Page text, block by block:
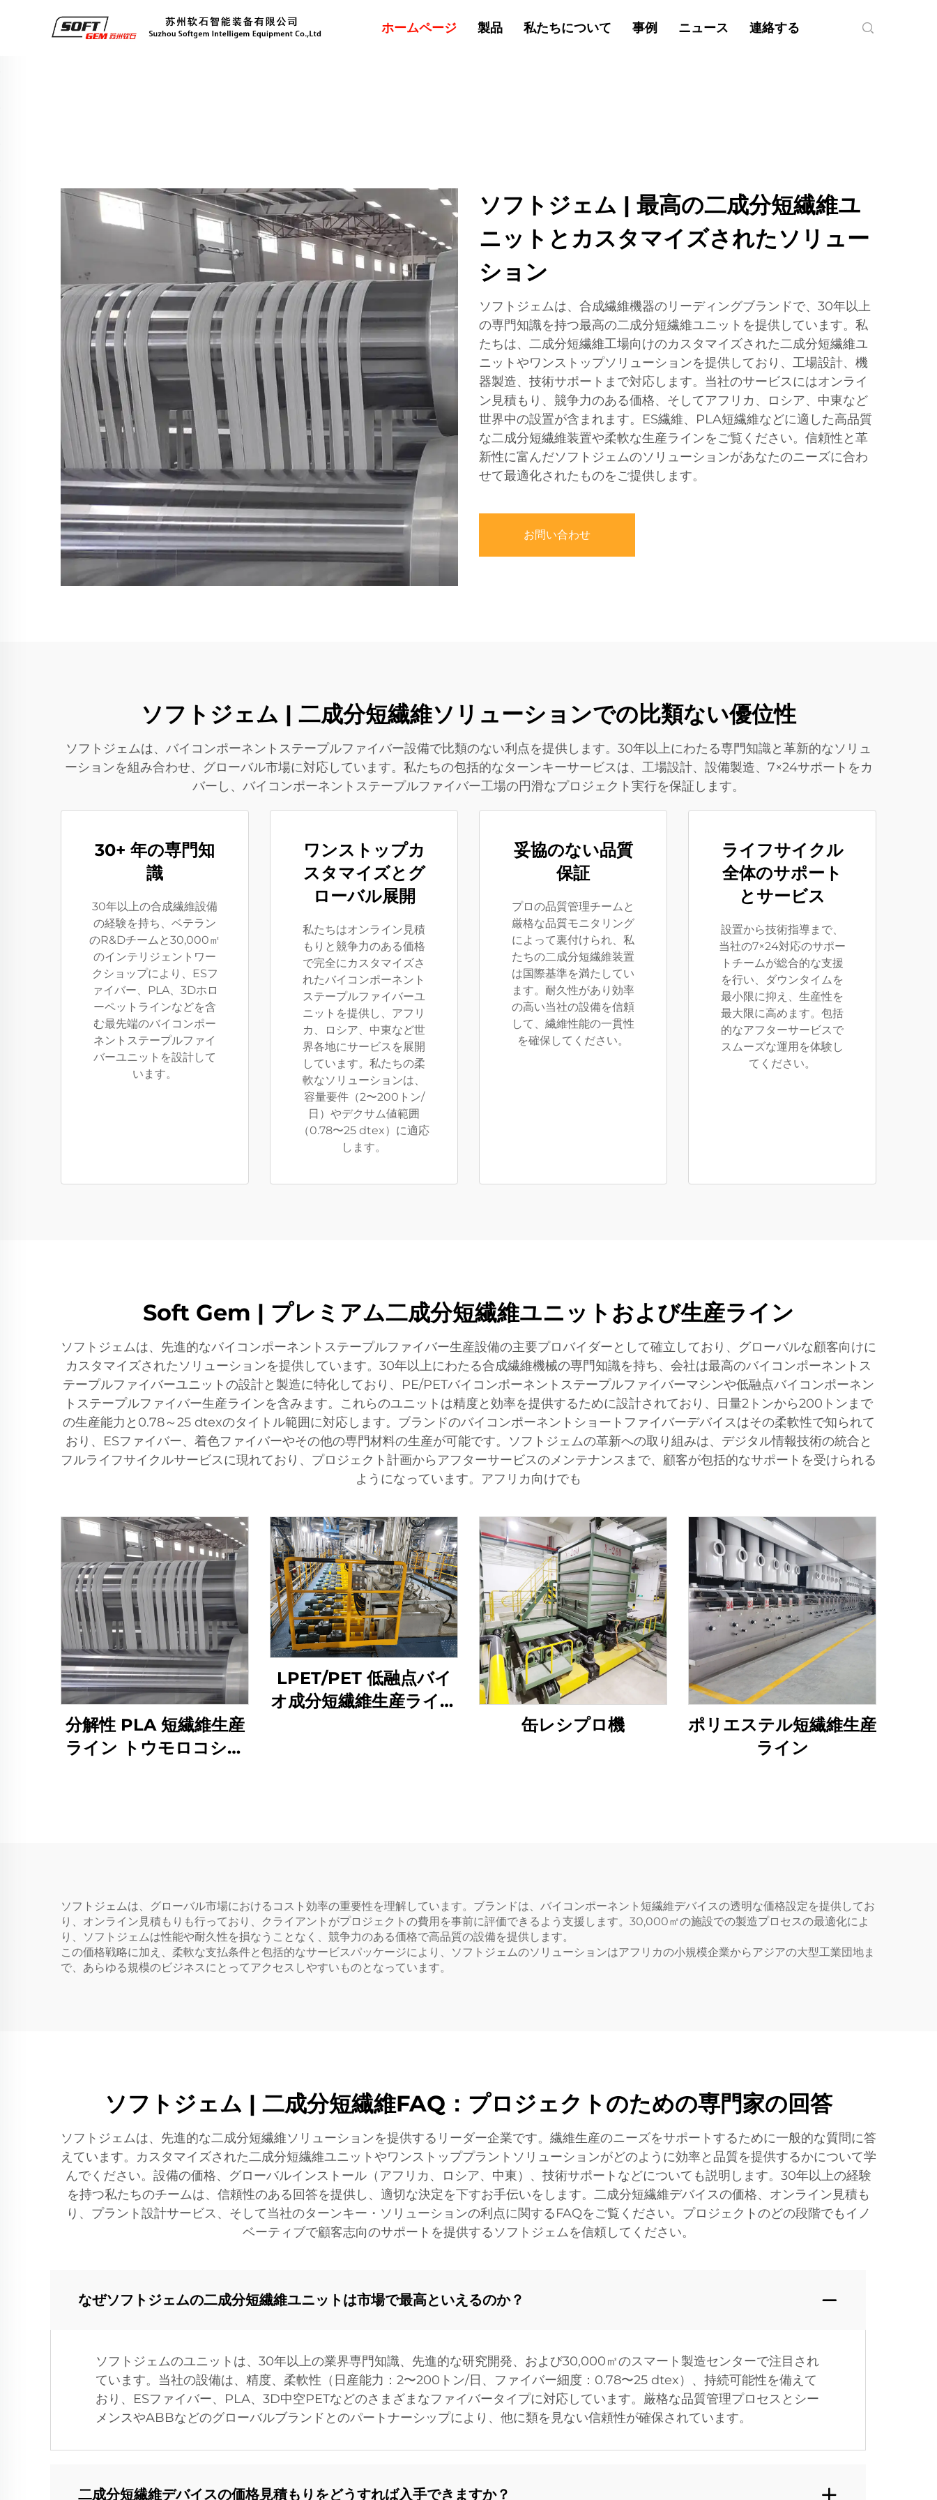
ホームページ 製品 私たちについて 事例 ニュース 連絡する
ソフトジェム | 最高の二成分短繊維ユ
ニットとカスタマイズされたソリュー
ション
ソフトジェムは、合成繊維機器のリーディングブランドで、30年以上
の専門知識を持つ最高の二成分短繊維ユニットを提供しています。私
たちは、二成分短繊維工場向けのカスタマイズされた二成分短繊維ユ
ニットやワンストップソリューションを提供しており、工場設計、機
器製造、技術サポートまで対応します。当社のサービスにはオンライ
ン見積もり、競争力のある価格、そしてアフリカ、ロシア、中東など
世界中の設置が含まれます。ES繊維、PLA短繊維などに適した高品質
な二成分短繊維装置や柔軟な生産ラインをご覧ください。信頼性と革
新性に富んだソフトジェムのソリューションがあなたのニーズに合わ
せて最適化されたものをご提供します。
お問い合わせ
ソフトジェム | 二成分短繊維ソリューションでの比類ない優位性
ソフトジェムは、バイコンポーネントステープルファイバー設備で比類のない利点を提供します。30年以上にわたる専門知識と革新的なソリュ
ーションを組み合わせ、グローバル市場に対応しています。私たちの包括的なターンキーサービスは、工場設計、設備製造、7×24サポートをカ
バーし、バイコンポーネントステープルファイバー工場の円滑なプロジェクト実行を保証します。
30+ 年の専門知
識
30年以上の合成繊維設備
の経験を持ち、ベテラン
のR&Dチームと30,000㎡
のインテリジェントワー
クショップにより、ESフ
ァイバー、PLA、3Dホロ
ーペットラインなどを含
む最先端のバイコンポー
ネントステープルファイ
バーユニットを設計して
います。
ワンストップカ
スタマイズとグ
ローバル展開
私たちはオンライン見積
もりと競争力のある価格
で完全にカスタマイズさ
れたバイコンポーネント
ステープルファイバーユ
ニットを提供し、アフリ
カ、ロシア、中東など世
界各地にサービスを展開
しています。私たちの柔
軟なソリューションは、
容量要件（2〜200トン/
日）やデクサム値範囲
（0.78〜25 dtex）に適応
します。
妥協のない品質
保証
プロの品質管理チームと
厳格な品質モニタリング
によって裏付けられ、私
たちの二成分短繊維装置
は国際基準を満たしてい
ます。耐久性があり効率
の高い当社の設備を信頼
して、繊維性能の一貫性
を確保してください。
ライフサイクル
全体のサポート
とサービス
設置から技術指導まで、
当社の7×24対応のサポー
トチームが総合的な支援
を行い、ダウンタイムを
最小限に抑え、生産性を
最大限に高めます。包括
的なアフターサービスで
スムーズな運用を体験し
てください。
Soft Gem | プレミアム二成分短繊維ユニットおよび生産ライン
ソフトジェムは、先進的なバイコンポーネントステープルファイバー生産設備の主要プロバイダーとして確立しており、グローバルな顧客向けに
カスタマイズされたソリューションを提供しています。30年以上にわたる合成繊維機械の専門知識を持ち、会社は最高のバイコンポーネントス
テープルファイバーユニットの設計と製造に特化しており、PE/PETバイコンポーネントステープルファイバーマシンや低融点バイコンポーネン
トステープルファイバー生産ラインを含みます。これらのユニットは精度と効率を提供するために設計されており、日量2トンから200トンまで
の生産能力と0.78～25 dtexのタイトル範囲に対応します。ブランドのバイコンポーネントショートファイバーデバイスはその柔軟性で知られて
おり、ESファイバー、着色ファイバーやその他の専門材料の生産が可能です。ソフトジェムの革新への取り組みは、デジタル情報技術の統合と
フルライフサイクルサービスに現れており、プロジェクト計画からアフターサービスのメンテナンスまで、顧客が包括的なサポートを受けられる
ようになっています。アフリカ向けでも
分解性 PLA 短繊維生産
ライン トウモロコシ繊
LPET/PET 低融点バイ
オ成分短繊維生産ライン
缶レシプロ機
ポリエステル短繊維生産
ライン
ソフトジェムは、グローバル市場におけるコスト効率の重要性を理解しています。ブランドは、バイコンポーネント短繊維デバイスの透明な価格設定を提供してお
り、オンライン見積もりも行っており、クライアントがプロジェクトの費用を事前に評価できるよう支援します。30,000㎡の施設での製造プロセスの最適化によ
り、ソフトジェムは性能や耐久性を損なうことなく、競争力のある価格で高品質の設備を提供します。
この価格戦略に加え、柔軟な支払条件と包括的なサービスパッケージにより、ソフトジェムのソリューションはアフリカの小規模企業からアジアの大型工業団地ま
で、あらゆる規模のビジネスにとってアクセスしやすいものとなっています。
ソフトジェム | 二成分短繊維FAQ：プロジェクトのための専門家の回答
ソフトジェムは、先進的な二成分短繊維ソリューションを提供するリーダー企業です。繊維生産のニーズをサポートするために一般的な質問に答
えています。カスタマイズされた二成分短繊維ユニットやワンストッププラントソリューションがどのように効率と品質を提供するかについて学
んでください。設備の価格、グローバルインストール（アフリカ、ロシア、中東）、技術サポートなどについても説明します。30年以上の経験
を持つ私たちのチームは、信頼性のある回答を提供し、適切な決定を下すお手伝いをします。二成分短繊維デバイスの価格、オンライン見積も
り、プラント設計サービス、そして当社のターンキー・ソリューションの利点に関するFAQをご覧ください。プロジェクトのどの段階でもイノ
ベーティブで顧客志向のサポートを提供するソフトジェムを信頼してください。
なぜソフトジェムの二成分短繊維ユニットは市場で最高といえるのか？
ソフトジェムのユニットは、30年以上の業界専門知識、先進的な研究開発、および30,000㎡のスマート製造センターで注目され
ています。当社の設備は、精度、柔軟性（日産能力：2〜200トン/日、ファイバー細度：0.78〜25 dtex）、持続可能性を備えて
おり、ESファイバー、PLA、3D中空PETなどのさまざまなファイバータイプに対応しています。厳格な品質管理プロセスとシー
メンスやABBなどのグローバルブランドとのパートナーシップにより、他に類を見ない信頼性が確保されています。
二成分短繊維デバイスの価格見積もりをどうすれば入手できますか？